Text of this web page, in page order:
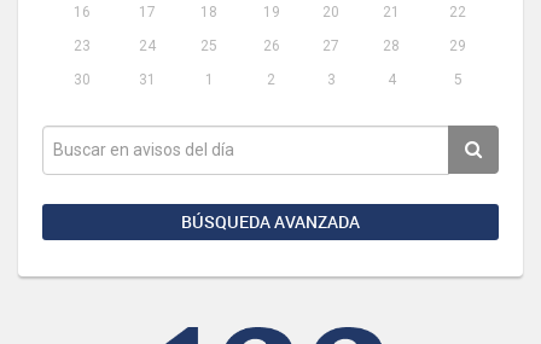
16
17 18 19 20 21
22
23
24 25 26 27 28
29
30
31 1 2 3 4 5
BÚSQUEDA AVANZADA